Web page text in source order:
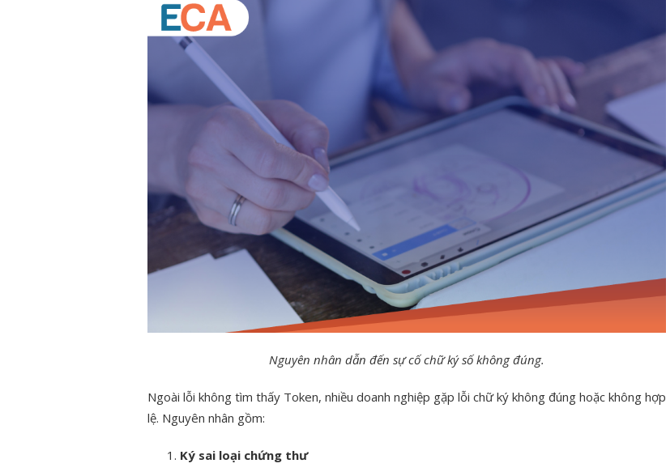
Nguyên nhân dẫn đến sự cố chữ ký số không đúng.
Ngoài lỗi không tìm thấy Token, nhiều doanh nghiệp gặp lỗi chữ ký không đúng hoặc không hợp
lệ. Nguyên nhân gồm:
Ký sai loại chứng thư